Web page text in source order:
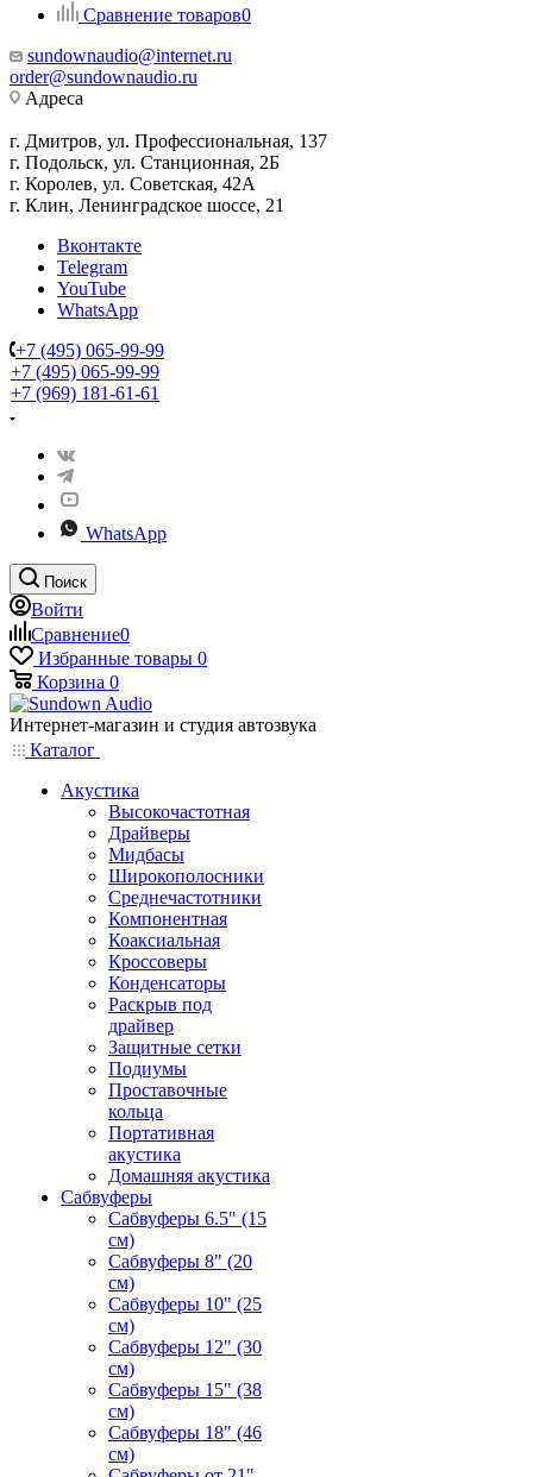
Сравнение товаров0
sundownaudio@internet.ru
order@sundownaudio.ru
Адреса
г. Дмитров, ул. Профессиональная, 137
г. Подольск, ул. Станционная, 2Б
г. Королев, ул. Советская, 42А
г. Клин, Ленинградское шоссе, 21
Вконтакте
Telegram
YouTube
WhatsApp
+7 (495) 065-99-99
+7 (495) 065-99-99
+7 (969) 181-61-61
WhatsApp
Поиск
Войти
Сравнение0
Избранные товары 0
Корзина 0
Интернет-магазин и студия автозвука
Каталог
Акустика
Высокочастотная
Драйверы
Мидбасы
Широкополосники
Среднечастотники
Компонентная
Коаксиальная
Кроссоверы
Конденсаторы
Раскрыв под
драйвер
Защитные сетки
Подиумы
Проставочные
кольца
Портативная
акустика
Домашняя акустика
Сабвуферы
Сабвуферы 6.5" (15
см)
Сабвуферы 8" (20
см)
Сабвуферы 10" (25
см)
Сабвуферы 12" (30
см)
Сабвуферы 15" (38
см)
Сабвуферы 18" (46
см)